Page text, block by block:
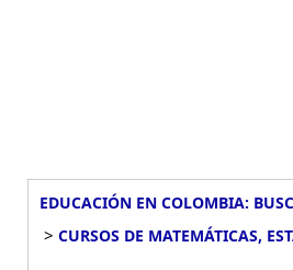
EDUCACIÓN EN COLOMBIA:
> CURSOS DE MATEMÁTICAS,